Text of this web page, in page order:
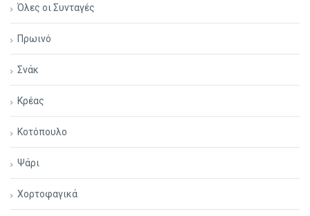
Όλες οι Συνταγές
Πρωινό
Σνάκ
Κρέας
Κοτόπουλο
Ψάρι
Χορτοφαγικά